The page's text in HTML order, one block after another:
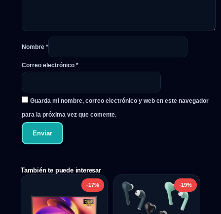
Nombre *
Correo electrónico *
Guarda mi nombre, correo electrónico y web en este navegador
para la próxima vez que comente.
También te puede interesar
-17% -19%